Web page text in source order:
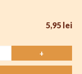
5,95 lei
+